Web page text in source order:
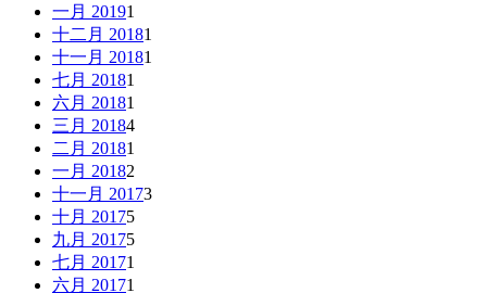
一月 20191
十二月 20181
十一月 20181
七月 20181
六月 20181
三月 20184
二月 20181
一月 20182
十一月 20173
十月 20175
九月 20175
七月 20171
六月 20171